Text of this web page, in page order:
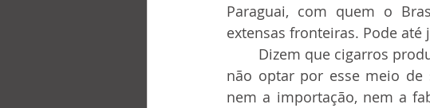
Paraguai, com quem o
extensas fronteiras. Pode
não optar por esse meio de
nem a importação, nem a